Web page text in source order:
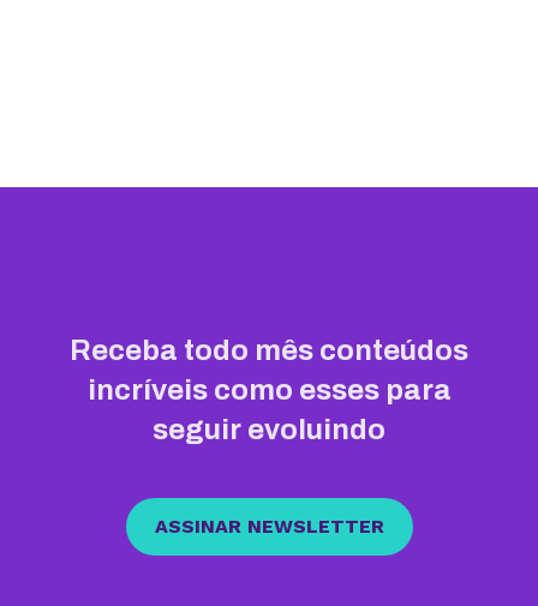
Receba todo mês conteúdos
incríveis como esses para
seguir evoluindo
ASSINAR NEWSLETTER